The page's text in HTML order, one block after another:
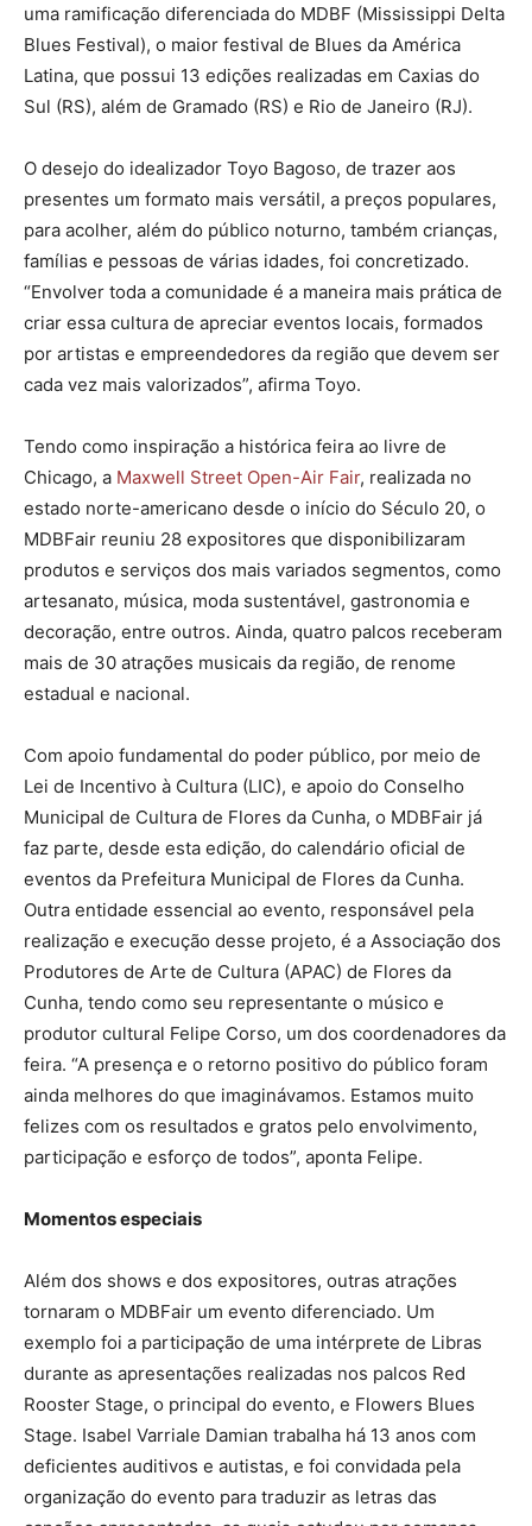
uma ramificação diferenciada do MDBF (Mississippi Delta
Blues Festival), o maior festival de Blues da América
Latina, que possui 13 edições realizadas em Caxias do
Sul (RS), além de Gramado (RS) e Rio de Janeiro (RJ).
O desejo do idealizador Toyo Bagoso, de trazer aos
presentes um formato mais versátil, a preços populares,
para acolher, além do público noturno, também crianças,
famílias e pessoas de várias idades, foi concretizado.
“Envolver toda a comunidade é a maneira mais prática de
criar essa cultura de apreciar eventos locais, formados
por artistas e empreendedores da região que devem ser
cada vez mais valorizados”, afirma Toyo.
Tendo como inspiração a histórica feira ao livre de
Chicago, a Maxwell Street Open-Air Fair, realizada no
estado norte-americano desde o início do Século 20, o
MDBFair reuniu 28 expositores que disponibilizaram
produtos e serviços dos mais variados segmentos, como
artesanato, música, moda sustentável, gastronomia e
decoração, entre outros. Ainda, quatro palcos receberam
mais de 30 atrações musicais da região, de renome
estadual e nacional.
Com apoio fundamental do poder público, por meio de
Lei de Incentivo à Cultura (LIC), e apoio do Conselho
Municipal de Cultura de Flores da Cunha, o MDBFair já
faz parte, desde esta edição, do calendário oficial de
eventos da Prefeitura Municipal de Flores da Cunha.
Outra entidade essencial ao evento, responsável pela
realização e execução desse projeto, é a Associação dos
Produtores de Arte de Cultura (APAC) de Flores da
Cunha, tendo como seu representante o músico e
produtor cultural Felipe Corso, um dos coordenadores da
feira. “A presença e o retorno positivo do público foram
ainda melhores do que imaginávamos. Estamos muito
felizes com os resultados e gratos pelo envolvimento,
participação e esforço de todos”, aponta Felipe.
Momentos especiais
Além dos shows e dos expositores, outras atrações
tornaram o MDBFair um evento diferenciado. Um
exemplo foi a participação de uma intérprete de Libras
durante as apresentações realizadas nos palcos Red
Rooster Stage, o principal do evento, e Flowers Blues
Stage. Isabel Varriale Damian trabalha há 13 anos com
deficientes auditivos e autistas, e foi convidada pela
organização do evento para traduzir as letras das